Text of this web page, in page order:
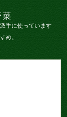
菜
手に使っています
め。